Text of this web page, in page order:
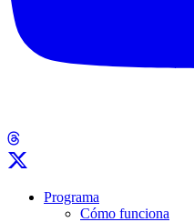
Programa
Cómo funciona